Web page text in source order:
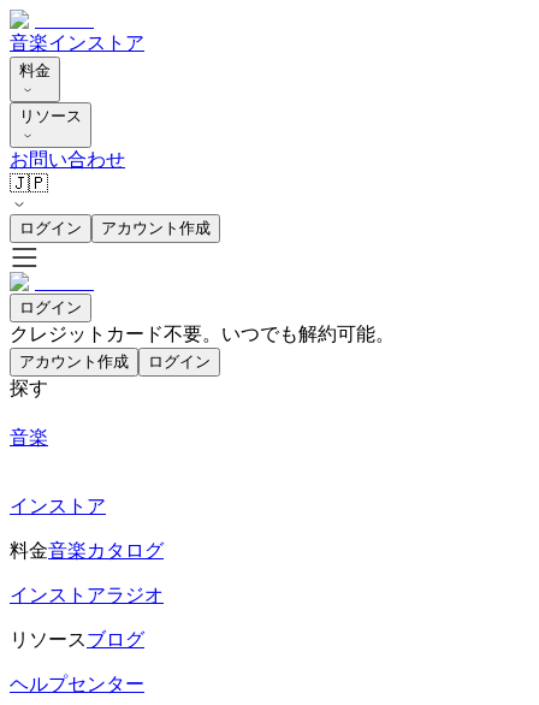
音楽インストア
料金
リソース
お問い合わせ
🇯🇵
ログイン アカウント作成
ログイン
クレジットカード不要。いつでも解約可能。
アカウント作成 ログイン
探す
音楽
インストア
料金音楽カタログ
インストアラジオ
リソースブログ
ヘルプセンター